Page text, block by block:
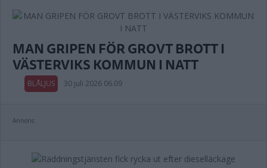
MAN GRIPEN FÖR GROVT BROTT I
VÄSTERVIKS KOMMUN I NATT
BLÅLJUS 30 juli 2026 06.09
Annons: